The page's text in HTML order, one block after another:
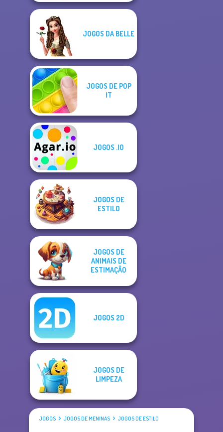
JOGOS DA BELLE
JOGOS DE POP
IT
JOGOS .IO
JOGOS DE
ESTILO
JOGOS DE
ANIMAIS DE
ESTIMAÇÃO
JOGOS 2D
JOGOS DE
LIMPEZA
JOGOS JOGOS DE MENINAS JOGOS DE ESTILO